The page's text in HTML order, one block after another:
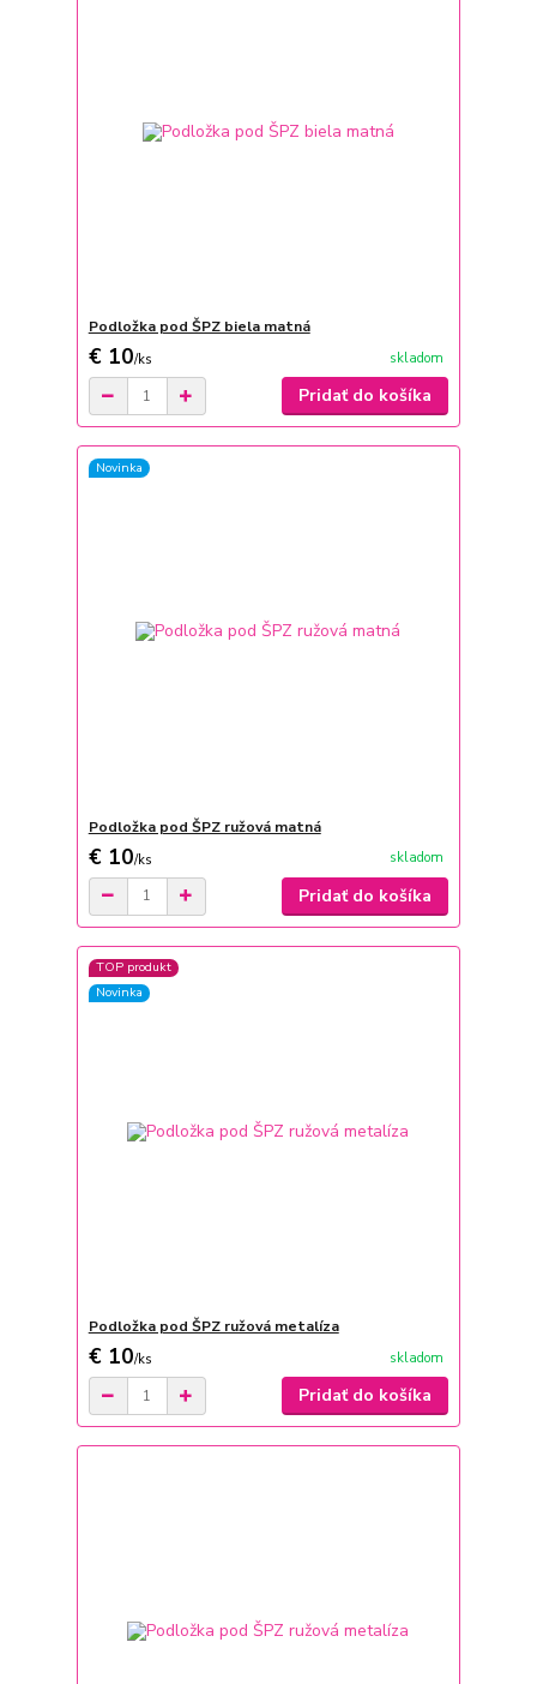
Podložka pod ŠPZ biela matná
€ 10/ks skladom
Pridať do košíka
Novinka
Podložka pod ŠPZ ružová matná
€ 10/ks skladom
Pridať do košíka
TOP produkt
Novinka
Podložka pod ŠPZ ružová metalíza
€ 10/ks skladom
Pridať do košíka